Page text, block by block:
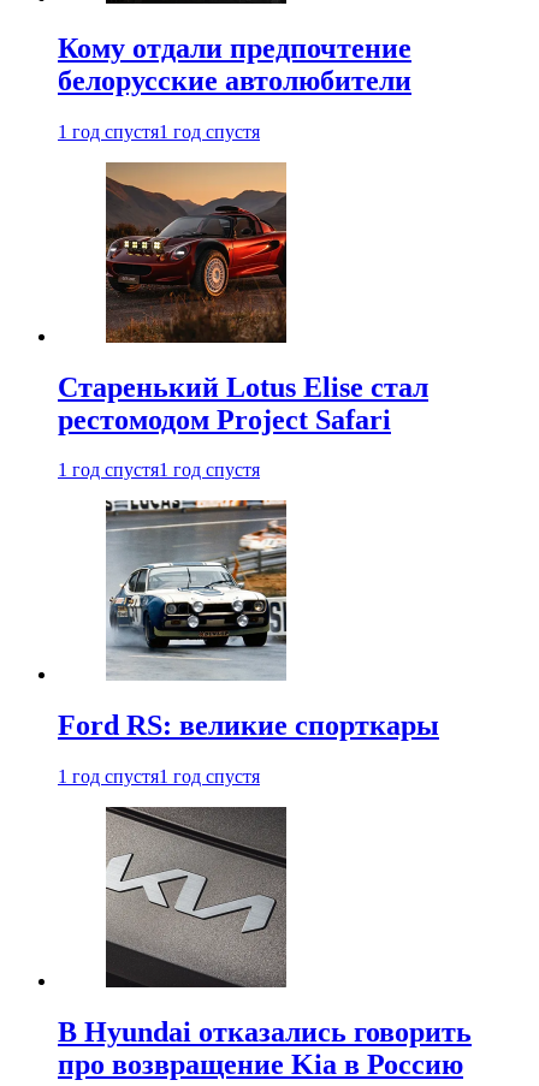
Кому отдали предпочтение
белорусские автолюбители
1 год спустя1 год спустя
Старенький Lotus Elise стал
рестомодом Project Safari
1 год спустя1 год спустя
Ford RS: великие спорткары
1 год спустя1 год спустя
В Hyundai отказались говорить
про возвращение Kia в Россию